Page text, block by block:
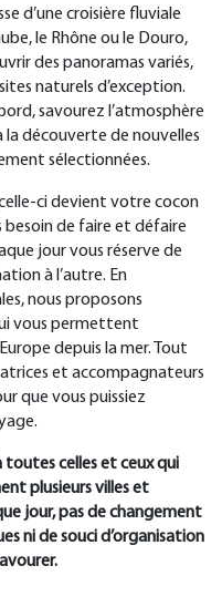
d’une croisière fluviale
le Rhône ou le Douro,
des panoramas variés,
naturels d’exception.
savourez l’atmosphère
découverte de nouvelles
sélectionnées.
ci devient votre cocon
de faire et défaire
jour vous réserve de
à l’autre. En
nous proposons
vous permettent
depuis la mer. Tout
et accompagnateurs
que vous puissiez
toutes celles et ceux qui
plusieurs villes et
jour, pas de changement
ni de souci d’organisation